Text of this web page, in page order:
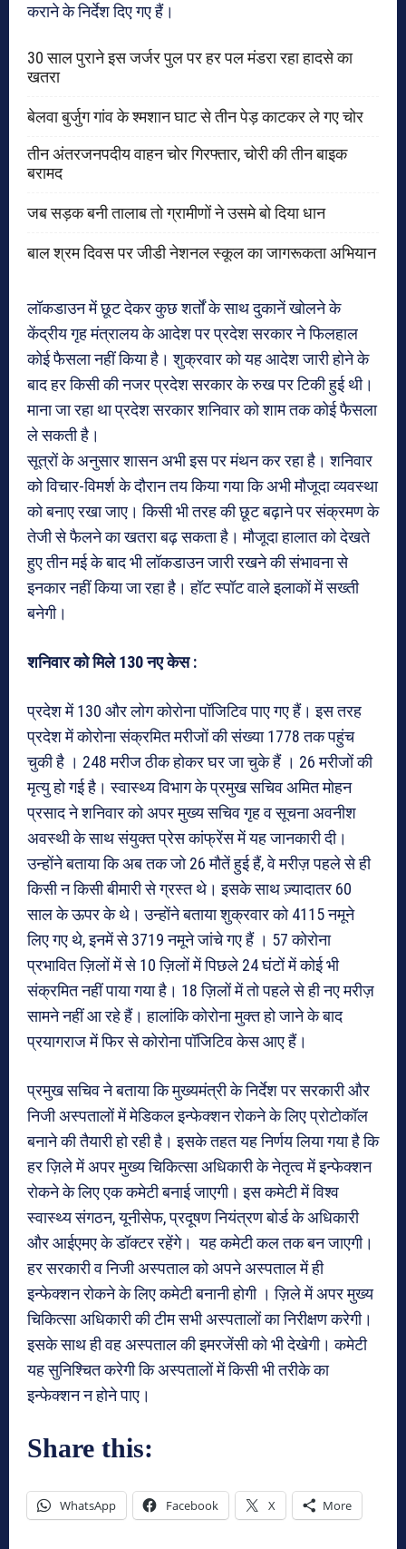
कराने के निर्देश दिए गए हैं।
30 साल पुराने इस जर्जर पुल पर हर पल मंडरा रहा हादसे का
खतरा
बेलवा बुर्जुग गांव के श्मशान घाट से तीन पेड़ काटकर ले गए चोर
तीन अंतरजनपदीय वाहन चोर गिरफ्तार, चोरी की तीन बाइक
बरामद
जब सड़क बनी तालाब तो ग्रामीणों ने उसमे बो दिया धान
बाल श्रम दिवस पर जीडी नेशनल स्कूल का जागरूकता अभियान
लॉकडाउन में छूट देकर कुछ शर्तों के साथ दुकानें खोलने के
केंद्रीय गृह मंत्रालय के आदेश पर प्रदेश सरकार ने फिलहाल
कोई फैसला नहीं किया है। शुक्रवार को यह आदेश जारी होने के
बाद हर किसी की नजर प्रदेश सरकार के रुख पर टिकी हुई थी।
माना जा रहा था प्रदेश सरकार शनिवार को शाम तक कोई फैसला
ले सकती है।
सूत्रों के अनुसार शासन अभी इस पर मंथन कर रहा है। शनिवार
को विचार-विमर्श के दौरान तय किया गया कि अभी मौजूदा व्यवस्था
को बनाए रखा जाए। किसी भी तरह की छूट बढ़ाने पर संक्रमण के
तेजी से फैलने का खतरा बढ़ सकता है। मौजूदा हालात को देखते
हुए तीन मई के बाद भी लॉकडाउन जारी रखने की संभावना से
इनकार नहीं किया जा रहा है। हॉट स्पॉट वाले इलाकों में सख्ती
बनेगी।
शनिवार को मिले 130 नए केस :
प्रदेश में 130 और लोग कोरोना पॉजिटिव पाए गए हैं। इस तरह
प्रदेश में कोरोना संक्रमित मरीजों की संख्या 1778 तक पहुंच
चुकी है । 248 मरीज ठीक होकर घर जा चुके हैं । 26 मरीजों की
मृत्यु हो गई है। स्वास्थ्य विभाग के प्रमुख सचिव अमित मोहन
प्रसाद ने शनिवार को अपर मुख्य सचिव गृह व सूचना अवनीश
अवस्थी के साथ संयुक्त प्रेस कांफ्रेंस में यह जानकारी दी।
उन्होंने बताया कि अब तक जो 26 मौतें हुई हैं, वे मरीज़ पहले से ही
किसी न किसी बीमारी से ग्रस्त थे। इसके साथ ज़्यादातर 60
साल के ऊपर के थे। उन्होंने बताया शुक्रवार को 4115 नमूने
लिए गए थे, इनमें से 3719 नमूने जांचे गए हैं । 57 कोरोना
प्रभावित ज़िलों में से 10 ज़िलों में पिछले 24 घंटों में कोई भी
संक्रमित नहीं पाया गया है। 18 ज़िलों में तो पहले से ही नए मरीज़
सामने नहीं आ रहे हैं। हालांकि कोरोना मुक्त हो जाने के बाद
प्रयागराज में फिर से कोरोना पॉजिटिव केस आए हैं।
प्रमुख सचिव ने बताया कि मुख्यमंत्री के निर्देश पर सरकारी और
निजी अस्पतालों में मेडिकल इन्फेक्शन रोकने के लिए प्रोटोकॉल
बनाने की तैयारी हो रही है। इसके तहत यह निर्णय लिया गया है कि
हर ज़िले में अपर मुख्य चिकित्सा अधिकारी के नेतृत्व में इन्फेक्शन
रोकने के लिए एक कमेटी बनाई जाएगी। इस कमेटी में विश्व
स्वास्थ्य संगठन, यूनीसेफ, प्रदूषण नियंत्रण बोर्ड के अधिकारी
और आईएमए के डॉक्टर रहेंगे। यह कमेटी कल तक बन जाएगी।
हर सरकारी व निजी अस्पताल को अपने अस्पताल में ही
इन्फेक्शन रोकने के लिए कमेटी बनानी होगी । ज़िले में अपर मुख्य
चिकित्सा अधिकारी की टीम सभी अस्पतालों का निरीक्षण करेगी।
इसके साथ ही वह अस्पताल की इमरजेंसी को भी देखेगी। कमेटी
यह सुनिश्चित करेगी कि अस्पतालों में किसी भी तरीके का
इन्फेक्शन न होने पाए।
Share this:
WhatsApp Facebook X More